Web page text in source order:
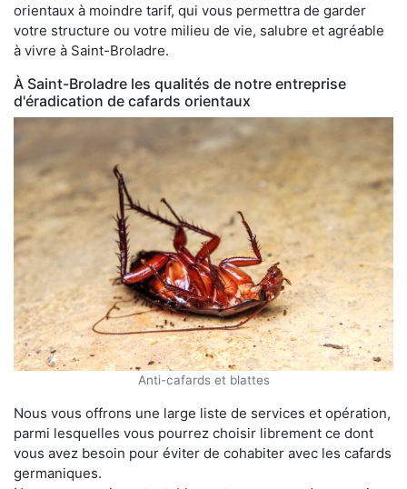
orientaux à moindre tarif, qui vous permettra de garder
votre structure ou votre milieu de vie, salubre et agréable
à vivre à Saint-Broladre.
À Saint-Broladre les qualités de notre entreprise
d'éradication de cafards orientaux
Anti-cafards et blattes
Nous vous offrons une large liste de services et opération,
parmi lesquelles vous pourrez choisir librement ce dont
vous avez besoin pour éviter de cohabiter avec les cafards
germaniques.